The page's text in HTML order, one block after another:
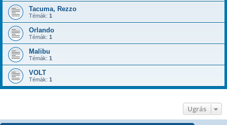
Tacuma, Rezzo
Témák: 1
Orlando
Témák: 1
Malibu
Témák: 1
VOLT
Témák: 1
Ugrás